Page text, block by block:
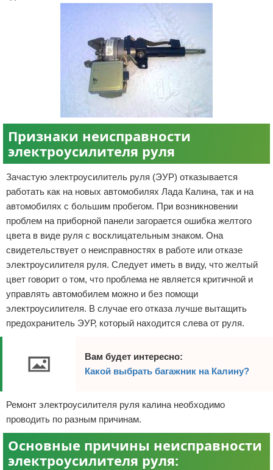
Признаки неисправности
электроусилителя руля
Зачастую электроусилитель руля (ЭУР) отказывается
работать как на новых автомобилях Лада Калина, так и на
автомобилях с большим пробегом. При возникновении
проблем на приборной панели загорается ошибка желтого
цвета в виде руля с восклицательным знаком. Она
свидетельствует о неисправностях в работе или отказе
электроусилителя руля. Следует иметь в виду, что желтый
цвет говорит о том, что проблема не является критичной и
управлять автомобилем можно и без помощи
электроусилителя. В случае его отказа лучше вытащить
предохранитель ЭУР, который находится слева от руля.
Вам будет интересно:
Какой выбрать багажник на Калину?
Ремонт электроусилителя руля калина необходимо
проводить по разным причинам.
Основные причины неисправности
электроусилителя руля: